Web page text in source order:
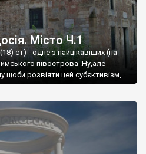
Місто Ч.1
ст) - одне з найцікавіших (на
півострова .Ну,але
розвіяти цей субєктивізм,